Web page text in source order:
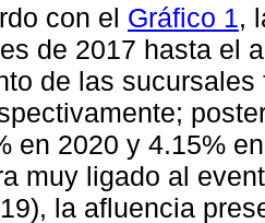
con el Gráfico 1,
de 2017 hasta el
de las
en 2020 y 4.15%
muy ligado al
la afluencia